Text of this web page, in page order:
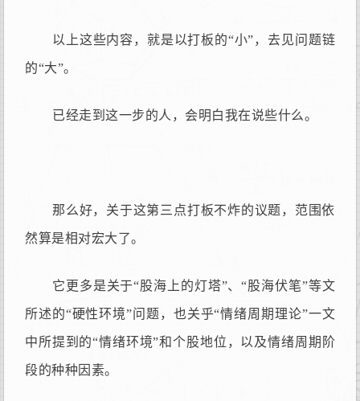
以上这些内容，就是以打板的“小”，去见问题链
的“大”。
已经走到这一步的人，会明白我在说些什么。
那么好，关于这第三点打板不炸的议题，范围依
然算是相对宏大了。
它更多是关于“股海上的灯塔”、“股海伏笔”等文
所述的“硬性环境”问题，也关乎“情绪周期理论”一文
中所提到的“情绪环境”和个股地位，以及情绪周期阶
段的种种因素。